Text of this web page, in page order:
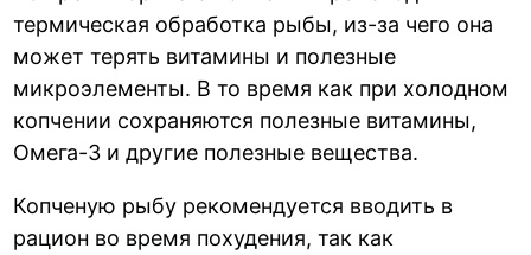
термическая обработка рыбы, из-за чего она
может терять витамины и полезные
микроэлементы. В то время как при холодном
копчении сохраняются полезные витамины,
Омега-3 и другие полезные вещества.
Копченую рыбу рекомендуется вводить в
рацион во время похудения, так как